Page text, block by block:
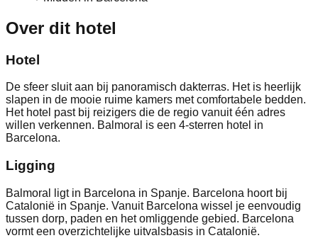
Over dit hotel
Hotel
De sfeer sluit aan bij panoramisch dakterras. Het is heerlijk
slapen in de mooie ruime kamers met comfortabele bedden.
Het hotel past bij reizigers die de regio vanuit één adres
willen verkennen. Balmoral is een 4-sterren hotel in
Barcelona.
Ligging
Balmoral ligt in Barcelona in Spanje. Barcelona hoort bij
Catalonië in Spanje. Vanuit Barcelona wissel je eenvoudig
tussen dorp, paden en het omliggende gebied. Barcelona
vormt een overzichtelijke uitvalsbasis in Catalonië.